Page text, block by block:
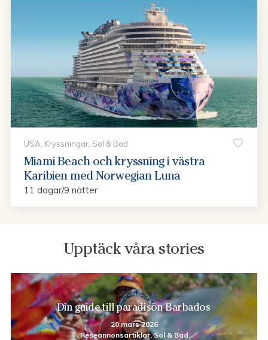
USA, Kryssningar, Sol & Bad
Miami Beach och kryssning i västra
Karibien med Norwegian Luna
11 dagar/9 nätter
Upptäck våra stories
Din guide till paradisön Barbados
20 mars 2026
Reseannonsartiklar, Sol & Bad